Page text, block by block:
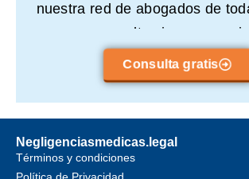
nuestra red de abogados de
consulta sin
Consulta gratis
Negligenciasmedicas.legal
Términos y condiciones